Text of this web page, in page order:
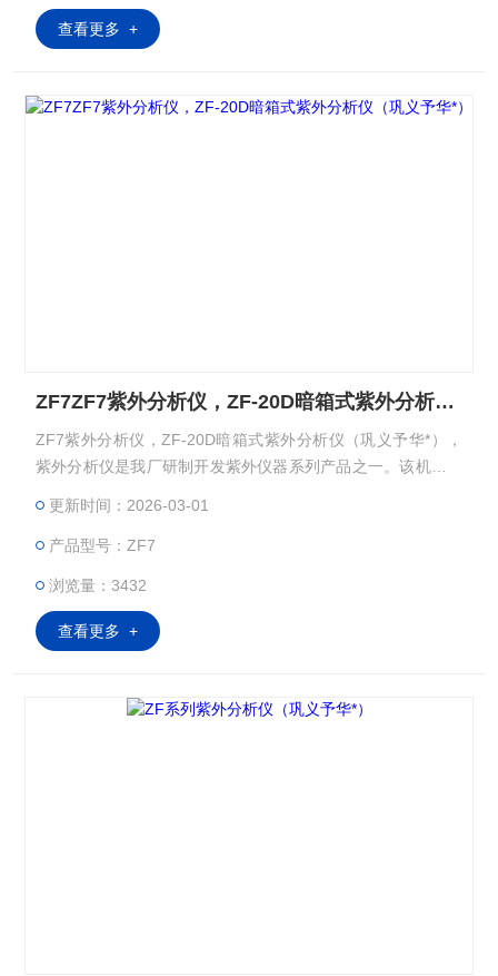
查看更多 +
ZF7ZF7紫外分析仪，ZF-20D暗箱式紫外分析仪（巩义予华*）
ZF7紫外分析仪，ZF-20D暗箱式紫外分析仪（巩义予华*），
紫外分析仪是我厂研制开发紫外仪器系列产品之一。该机采用
更新时间：2026-03-01
产品型号：ZF7
浏览量：3432
查看更多 +